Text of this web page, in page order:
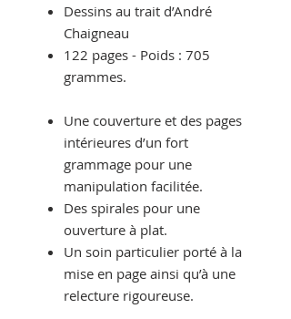
Dessins au trait d’André
Chaigneau
122 pages - Poids : 705
grammes.
Une couverture et des pages
intérieures d’un fort
grammage pour une
manipulation facilitée.
Des spirales pour une
ouverture à plat.
Un soin particulier porté à la
mise en page ainsi qu’à une
relecture rigoureuse.